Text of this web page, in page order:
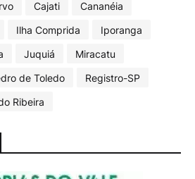
Cajati
Cananéia
Ilha Comprida
Iporanga
Juquiá
Miracatu
de Toledo
Registro-SP
Ribeira